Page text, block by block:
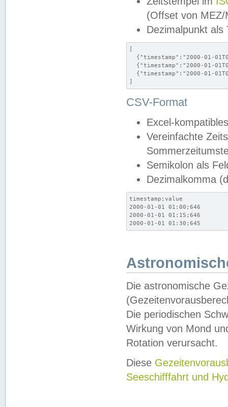
(Offset von MEZ/
Dezimalpunkt als
[
{"timestamp":"2000-01-
{"timestamp":"2000-01-
{"timestamp":"2000-01-
]
CSV-Format
Excel-
Vereinfachte
Semikolon als
Dezimalkomma
timestamp;value
2000-01-01 01:00;646
2000-01-01 01:15;646
2000-01-01 01:30;645
Die astronomische
Die periodischen
Wirkung von Mond
Rotation verursacht.
Diese
Seeschifffahrt und